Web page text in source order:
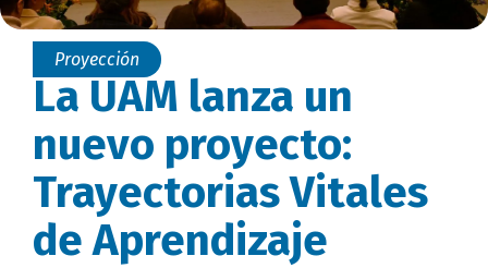
Proyección
La UAM lanza un
nuevo proyecto:
Trayectorias Vitales
de Aprendizaje